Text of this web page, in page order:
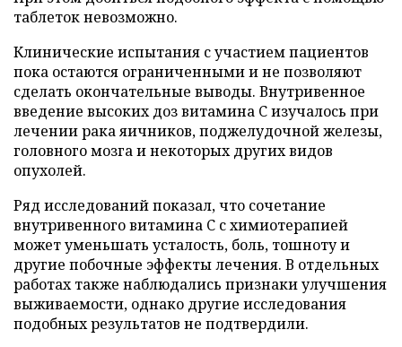
таблеток невозможно.
Клинические испытания с участием пациентов
пока остаются ограниченными и не позволяют
сделать окончательные выводы. Внутривенное
введение высоких доз витамина C изучалось при
лечении рака яичников, поджелудочной железы,
головного мозга и некоторых других видов
опухолей.
Ряд исследований показал, что сочетание
внутривенного витамина C с химиотерапией
может уменьшать усталость, боль, тошноту и
другие побочные эффекты лечения. В отдельных
работах также наблюдались признаки улучшения
выживаемости, однако другие исследования
подобных результатов не подтвердили.